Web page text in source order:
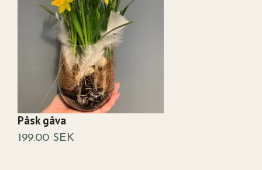
Påsk gåva
199.00 SEK